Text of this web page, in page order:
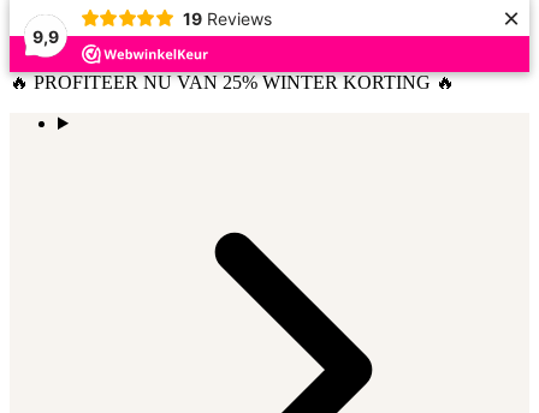
9,9
19 Reviews ×
🔥 PROFITEER NU VAN 25% WINTER KORTING 🔥